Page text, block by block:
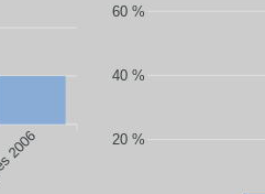
2006
60 %
40 %
20 %